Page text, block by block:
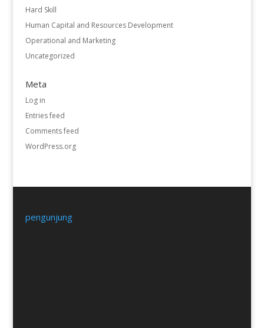
Hard Skill
Human Capital and Resources Development
Operational and Marketing
Uncategorized
Meta
Log in
Entries feed
Comments feed
WordPress.org
pengunjung